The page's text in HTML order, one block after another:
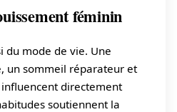
féminin
du mode de vie. Une
un sommeil réparateur et
directement
soutiennent la